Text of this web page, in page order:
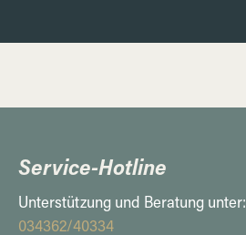
Service-Hotline
Unterstützung und Beratung unter:
034362/40334